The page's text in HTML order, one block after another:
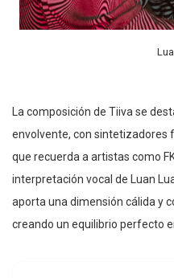
La composición de Tiiva se
envolvente, con sintetizadores
que recuerda a artistas como
interpretación vocal de Luan
aporta una dimensión cálida y
creando un equilibrio perfecto